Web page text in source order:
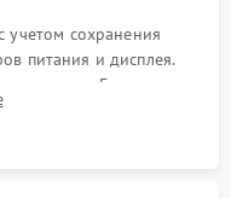
учетом сохранения
питания и дисплея.
и пыли. Бережная
специализированными